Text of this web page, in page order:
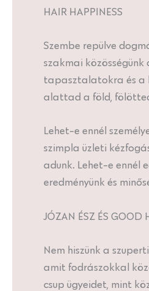
HAIR HAPPINESS
Szembe repülve
szakmai
tapasztalatokra és a
alattad a föld,
Lehet-e ennél
szimpla üzleti
adunk. Lehet-e ennél
eredményünk és
JÓZAN ÉSZ ÉS GOOD
Nem hiszünk a
amit fodrászokkal
csup ügyeidet, mint